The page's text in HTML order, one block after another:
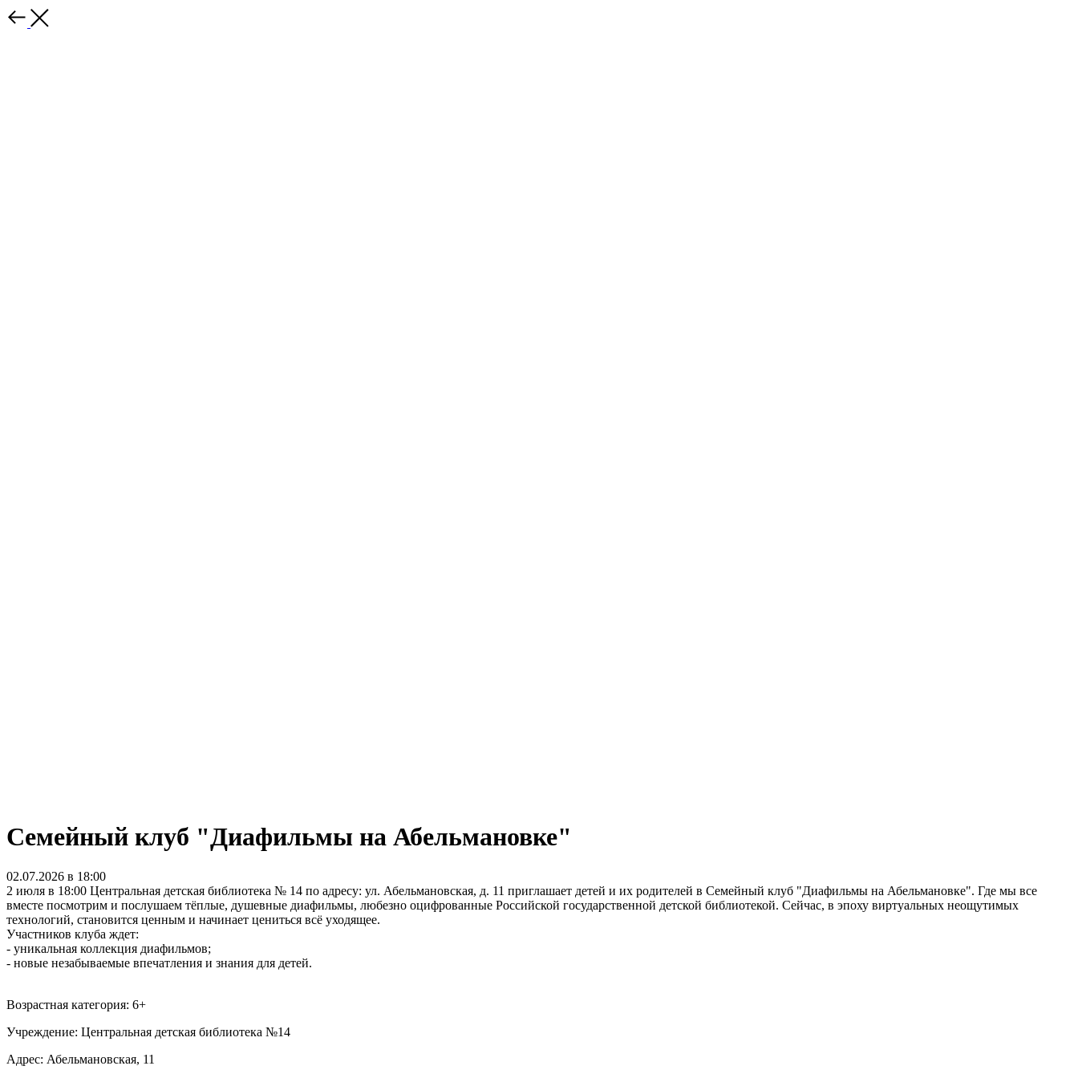
Семейный клуб "Диафильмы на Абельмановке"
02.07.2026 в 18:00
2 июля в 18:00 Центральная детская библиотека № 14 по адресу: ул. Абельмановская, д. 11 приглашает детей и их родителей в Семейный клуб "Диафильмы на Абельмановке". Где мы все
вместе посмотрим и послушаем тёплые, душевные диафильмы, любезно оцифрованные Российской государственной детской библиотекой. Сейчас, в эпоху виртуальных неощутимых
технологий, становится ценным и начинает цениться всё уходящее.
Участников клуба ждет:
- уникальная коллекция диафильмов;
- новые незабываемые впечатления и знания для детей.
Возрастная категория: 6+
Учреждение: Центральная детская библиотека №14
Адрес: Абельмановская, 11